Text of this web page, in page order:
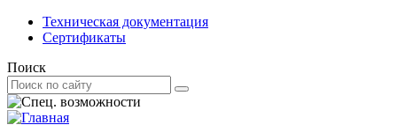
Техническая документация
Сертификаты
Поиск